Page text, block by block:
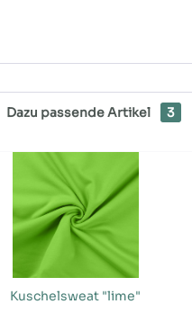
Dazu passende Artikel 3
Kuschelsweat "lime"